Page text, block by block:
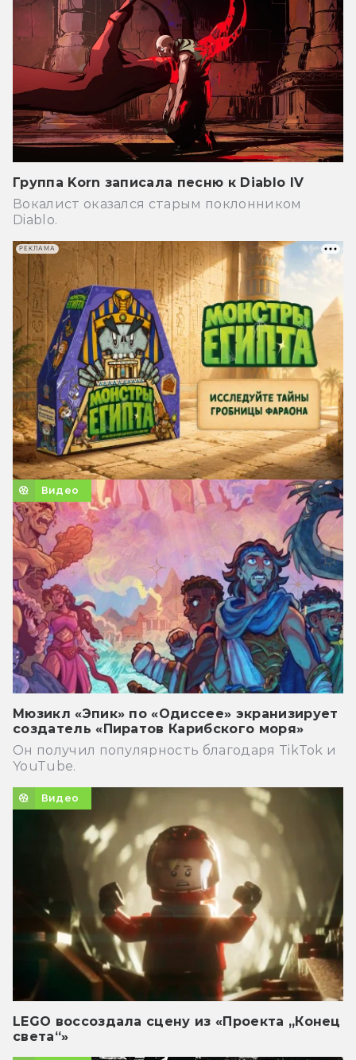
Группа Korn записала песню к Diablo IV
Вокалист оказался старым поклонником
Diablo.
Видео
Мюзикл «Эпик» по «Одиссее» экранизирует
создатель «Пиратов Карибского моря»
Он получил популярность благодаря TikTok и
YouTube.
Видео
LEGO воссоздала сцену из «Проекта „Конец
света“»
РЕКЛАМА